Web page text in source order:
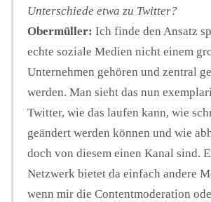
Unterschiede etwa zu Twitter?
Obermüller: Ich finde den Ansatz
echte soziale Medien nicht einem
Unternehmen gehören und zentral
werden. Man sieht das nun
Twitter, wie das laufen kann, wie
geändert werden können und wie
doch von diesem einen Kanal sind.
Netzwerk bietet da einfach andere
wenn mir die Contentmoderation